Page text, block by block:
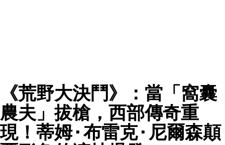
《荒野大決鬥》：當「窩囊
農夫」拔槍，西部傳奇重
現！蒂姆·布雷克·尼爾森顛